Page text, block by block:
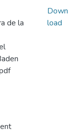
de la
Down
load